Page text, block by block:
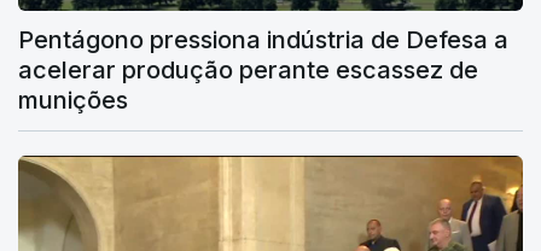
Pentágono pressiona indústria de Defesa a
acelerar produção perante escassez de
munições